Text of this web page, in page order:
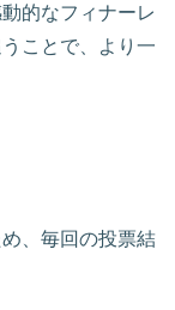
的なフィナーレ
ことで、より一
、毎回の投票結